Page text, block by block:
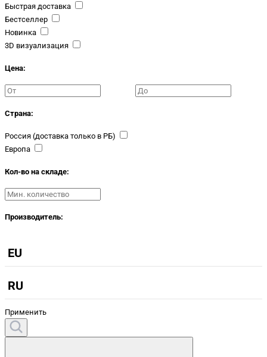
Быстрая доставка
Бестселлер
Новинка
3D визуализация
Цена:
Страна:
Россия (доставка только в РБ)
Европа
Кол-во на складе:
Производитель:
EU
RU
Применить